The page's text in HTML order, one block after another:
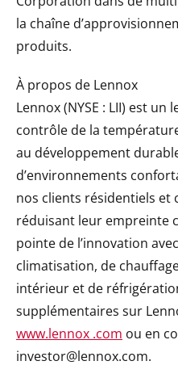
la chaîne
produits.
À propos de Lennox
Lennox (NYSE : LII) est
contrôle de la
au développement
d’environnements
nos clients résidentiels et
réduisant leur empreinte
pointe de l’innovation
climatisation, de
intérieur et de
supplémentaires sur
www.lennox .com ou en
investor@lennox.com.